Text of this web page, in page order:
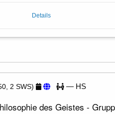
Details
2 SWS) — HS
des Geistes -